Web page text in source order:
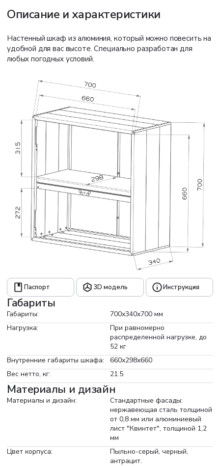
Описание и характеристики
Настенный шкаф из алюминия, который можно повесить на
удобной для вас высоте. Специально разработан для
любых погодных условий.
Паспорт 3D модель Инструкция
Габариты
Габариты:
700x340x700 мм
Нагрузка:
При равномерно
распределенной нагрузке, до
52 кг
Внутренние габариты шкафа:
660х298х660
Вес нетто, кг:
21.5
Материалы и дизайн
Материалы и дизайн:
Стандартные фасады:
нержавеющая сталь толщиной
от 0,8 мм или алюминиевый
лист "Квинтет", толщиной 1,2
мм
Цвет корпуса:
Пыльно-серый, черный,
антрацит.